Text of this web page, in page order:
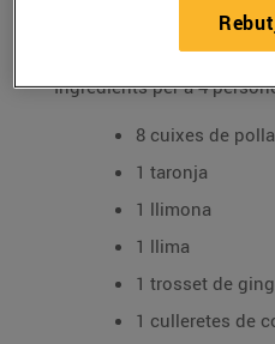
Ingredients per a 4
8 cuixes de
1 taronja
1 llimona
1 llima
1 trosset de
1 culleretes de